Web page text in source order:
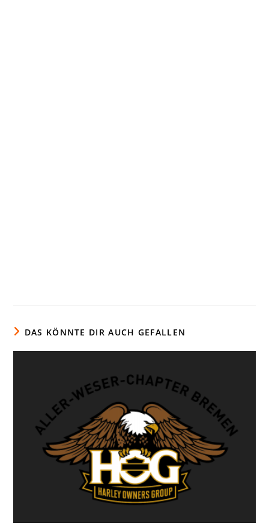
DAS KÖNNTE DIR AUCH GEFALLEN